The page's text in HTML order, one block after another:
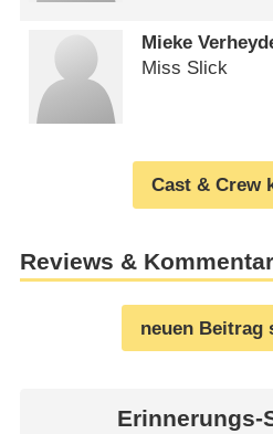
Mieke
Miss Slick
Cast & Crew
Reviews &
neuen Beitrag
Erinnerungs-